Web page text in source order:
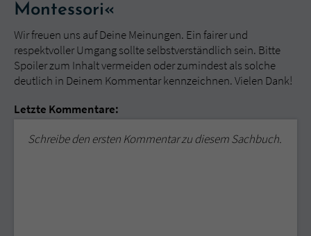
Montessori«
Wir freuen uns auf Deine Meinungen. Ein fairer und
respektvoller Umgang sollte selbstverständlich sein. Bitte
Spoiler zum Inhalt vermeiden oder zumindest als solche
deutlich in Deinem Kommentar kennzeichnen. Vielen Dank!
Letzte Kommentare:
Schreibe den ersten Kommentar zu diesem Sachbuch.